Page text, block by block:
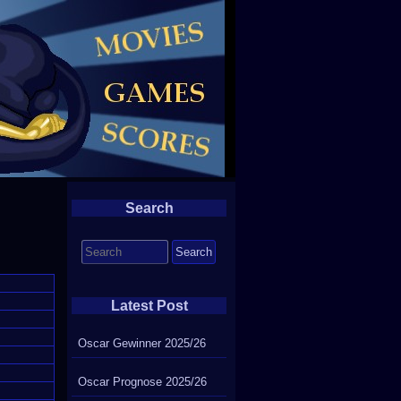
Search
for:
Latest Post
Oscar Gewinner 2025/26
Oscar Prognose 2025/26